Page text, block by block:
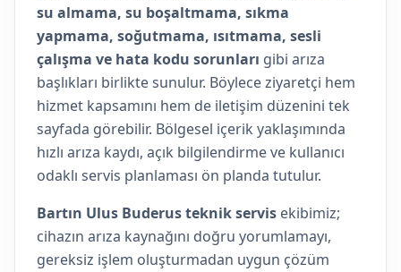
su almama, su boşaltmama, sıkma
yapmama, soğutmama, ısıtmama, sesli
çalışma ve hata kodu sorunları gibi arıza
başlıkları birlikte sunulur. Böylece ziyaretçi hem
hizmet kapsamını hem de iletişim düzenini tek
sayfada görebilir. Bölgesel içerik yaklaşımında
hızlı arıza kaydı, açık bilgilendirme ve kullanıcı
odaklı servis planlaması ön planda tutulur.
Bartın Ulus Buderus teknik servis ekibimiz;
cihazın arıza kaynağını doğru yorumlamayı,
gereksiz işlem oluşturmadan uygun çözüm